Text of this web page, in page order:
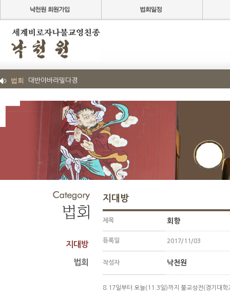
법회 대반야바라밀다경
지대방
법회
지대방
제목 회향
등록일 2017/11/03
작성자 낙천원
8.17일부터 오늘(11.3일)까지 불교성전(경기대